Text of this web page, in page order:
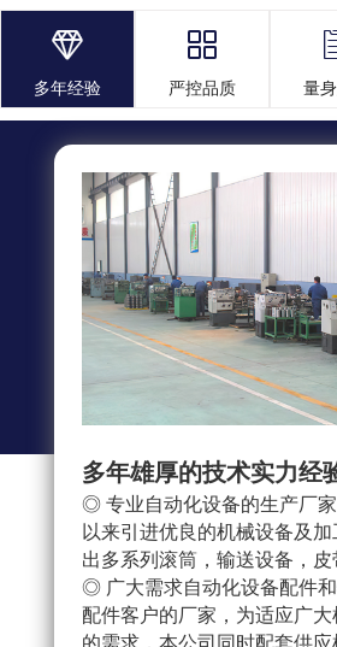

多年经验

严控品质 量
多年雄厚的技术实力经
◎ 专业自动化设备的生产厂
以来引进优良的机械设备及
出多系列滚筒，输送设备，皮
◎ 广大需求自动化设备配件
配件客户的厂家，为适应广